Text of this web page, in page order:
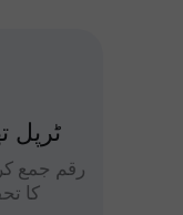
ٹرپل
کا